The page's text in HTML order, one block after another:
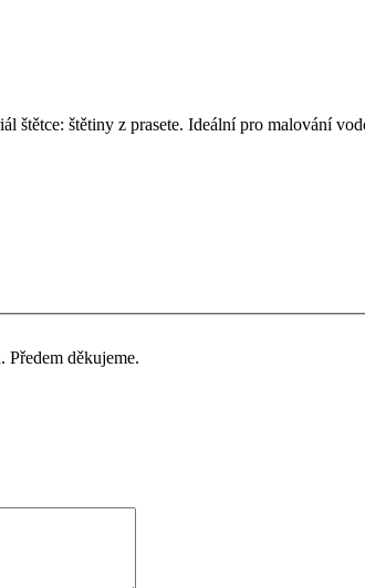
štětiny z prasete. Ideální pro malování
Předem děkujeme.